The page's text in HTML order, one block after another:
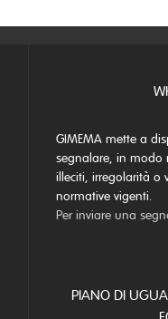
GIMEMA mette a
segnalare, in modo
illeciti, irregolarità o
normative vigenti.
Per inviare una
PIANO DI